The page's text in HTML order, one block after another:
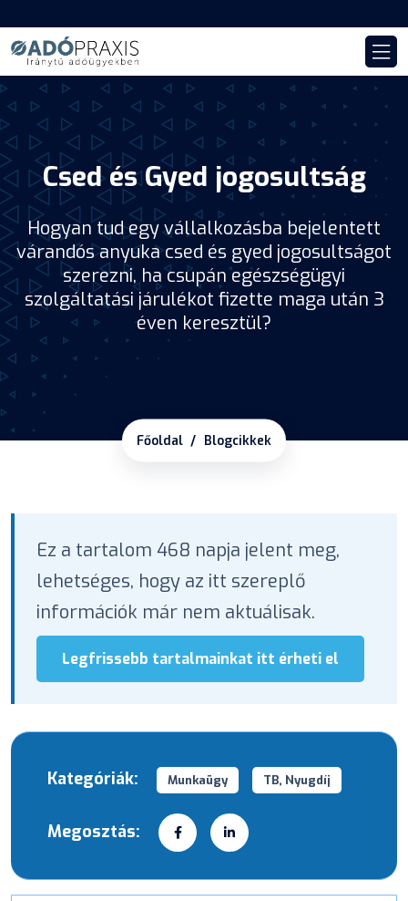
Csed és Gyed jogosultság
Hogyan tud egy vállalkozásba bejelentett
várandós anyuka csed és gyed jogosultságot
szerezni, ha csupán egészségügyi
szolgáltatási járulékot fizette maga után 3
éven keresztül?
Főoldal Blogcikkek
Ez a tartalom 468 napja jelent meg,
lehetséges, hogy az itt szereplő
információk már nem aktuálisak.
Legfrissebb tartalmainkat itt érheti el
Kategóriák: Munkaügy TB, Nyugdíj
Megosztás: